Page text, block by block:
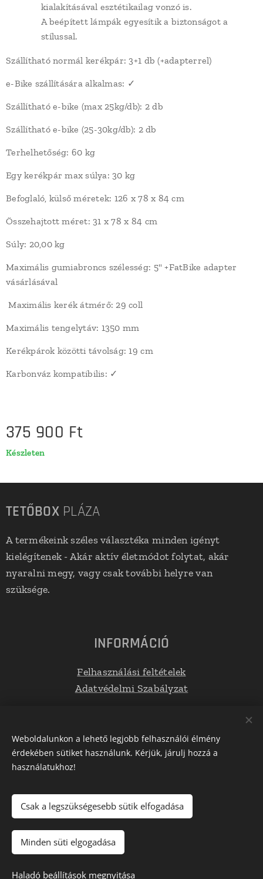
kialakításával esztétikailag vonzó is.
A beépített lámpák egyesítik a biztonságot a
stílussal.
Szállítható normál kerékpár: 3+1 db (+adapterrel)
e-Bike szállítására alkalmas: ✓
Szállítható e-bike (max 25kg/db): 2 db
Szállítható e-bike (25-30kg/db): 2 db
Terhelhetőség: 60 kg
Egy kerékpár max súlya: 30 kg
Befoglaló, külső méretek: 126 x 78 x 84 cm
Összehajtott méret: 31 x 78 x 84 cm
Súly: 20,00 kg
Maximális gumiabroncs szélesség: 5" +FatBike adapter
vásárlásával
Maximális kerék átmérő: 29 coll
Maximális tengelytáv: 1350 mm
Kerékpárok közötti távolság: 19 cm
Karbonváz kompatibilis: ✓
375 900 Ft
Készleten
Kosárba
TETŐBOX PLÁZA
A termékeink széles választéka minden igényt
kielégítenek - Akár aktív életmódot folytat, akár
nyaralni megy, vagy csak további helyre van
szüksége.
INFORMÁCIÓ
Felhasználási feltételek
Adatvédelmi Szabályzat
Elérhetőségek
Az oldalt aWebnode
Weboldalunkon a lehető legjobb felhasználói élmény
érdekében sütiket használunk. Kérjük, járulj hozzá a
használatukhoz!
Csak a legszükségesebb sütik elfogadása
Minden süti elgogadása
Haladó beállítások megnyitása